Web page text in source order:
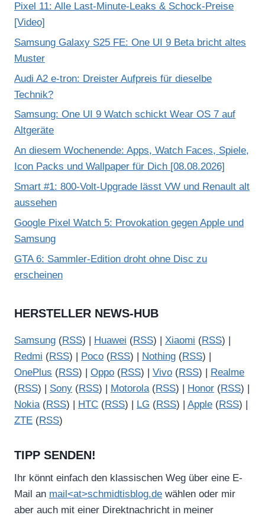
Pixel 11: Alle Last-Minute-Leaks & Schock-Preise
[Video]
Samsung Galaxy S25 FE: One UI 9 Beta bricht altes
Muster
Audi A2 e-tron: Dreister Aufpreis für dieselbe
Technik?
Samsung: One UI 9 Watch schickt Wear OS 7 auf
Altgeräte
An diesem Wochenende: Apps, Watch Faces, Spiele,
Icon Packs und Wallpaper für Dich [08.08.2026]
Smart #1: 800-Volt-Upgrade lässt VW und Renault alt
aussehen
Google Pixel Watch 5: Provokation gegen Apple und
Samsung
GTA 6: Sammler-Edition droht ohne Disc zu
erscheinen
HERSTELLER NEWS-HUB
Samsung (RSS) | Huawei (RSS) | Xiaomi (RSS) |
Redmi (RSS) | Poco (RSS) | Nothing (RSS) |
OnePlus (RSS) | Oppo (RSS) | Vivo (RSS) |
Realme
(RSS) | Sony (RSS) | Motorola(RSS) | Honor (RSS) |
Nokia(RSS) | HTC (RSS) | LG (RSS) | Apple (RSS) |
ZTE (RSS)
TIPP SENDEN!
Ihr könnt einfach den klassischen Weg über eine E-
Mail an mail<at>schmidtisblog.de wählen oder mir
aber auch mit einer Direktnachricht in meiner